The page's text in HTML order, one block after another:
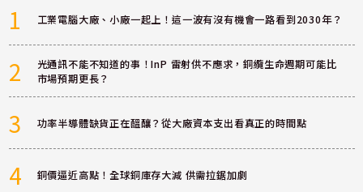
1 工業電腦大廠、小廠一起上！這一波有沒有機會一路看到2030年？
2
光通訊不能不知道的事！InP 雷射供不應求，銅纜生命週期可能比
市場預期更長？
3 功率半導體缺貨正在醞釀？從大廠資本支出看真正的時間點
4 銅價逼近高點！全球銅庫存大減 供需拉鋸加劇